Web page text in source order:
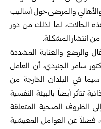
والمرضى حول أساليب
الحالات، لما لذلك من دور
انتشار المشكلة.
والرضع والعناية المشددة
سامر الجنيدي، أن العامل
في البلدان الخارجة من
تتأثر أيضاً بالبيئة النفسية
الظروف الصحية المتعلقة
فضلاً عن العوامل المعيشية